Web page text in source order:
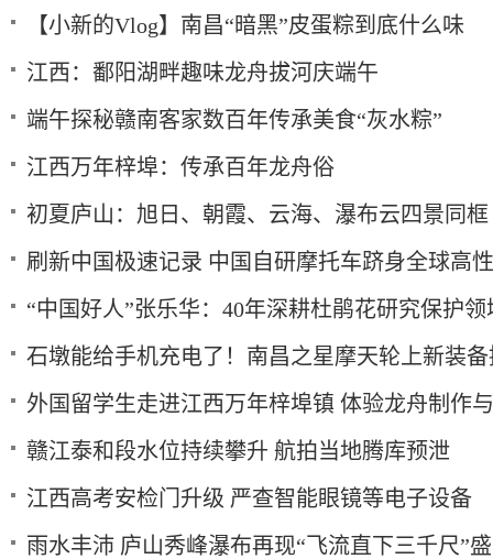
【小新的Vlog】南昌“暗黑”皮蛋粽到底什么味
江西：鄱阳湖畔趣味龙舟拔河庆端午
端午探秘赣南客家数百年传承美食“灰水粽”
江西万年梓埠：传承百年龙舟俗
初夏庐山：旭日、朝霞、云海、瀑布云四景同框
刷新中国极速记录 中国自研摩托车跻身全球高
“中国好人”张乐华：40年深耕杜鹃花研究保护领
石墩能给手机充电了！南昌之星摩天轮上新装
外国留学生走进江西万年梓埠镇 体验龙舟制作
赣江泰和段水位持续攀升 航拍当地腾库预泄
江西高考安检门升级 严查智能眼镜等电子设备
雨水丰沛 庐山秀峰瀑布再现“飞流直下三千尺”